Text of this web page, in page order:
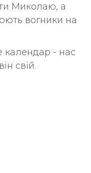
Миколаю, а
вогники на
календар - нас
свій.